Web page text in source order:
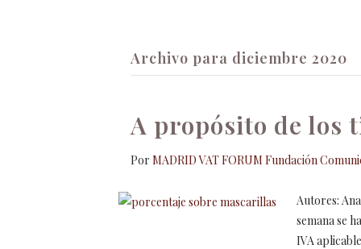
Archivo para diciembre 2020
A propósito de los
Por MADRID VAT FORUM Fundación
Autores:
semana se
IVA